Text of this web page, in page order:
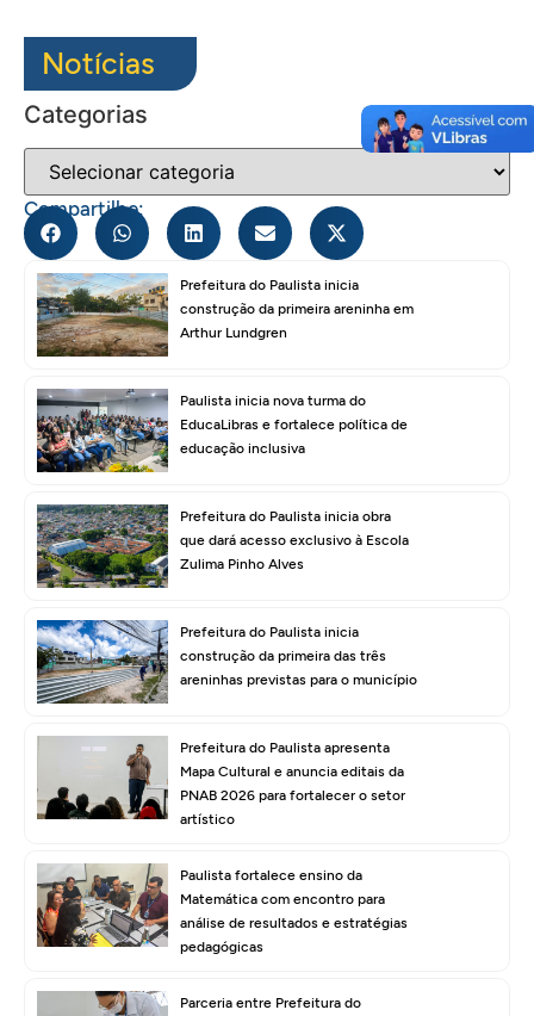
Notícias
Categorias
Compartilhe:
Prefeitura do Paulista inicia
construção da primeira areninha em
Arthur Lundgren
Paulista inicia nova turma do
EducaLibras e fortalece política de
educação inclusiva
Prefeitura do Paulista inicia obra
que dará acesso exclusivo à Escola
Zulima Pinho Alves
Prefeitura do Paulista inicia
construção da primeira das três
areninhas previstas para o município
Prefeitura do Paulista apresenta
Mapa Cultural e anuncia editais da
PNAB 2026 para fortalecer o setor
artístico
Paulista fortalece ensino da
Matemática com encontro para
análise de resultados e estratégias
pedagógicas
Parceria entre Prefeitura do